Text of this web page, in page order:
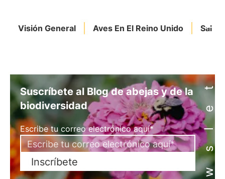
Visión General Aves En El Reino Unido Salida
Newsletter
Suscríbete al Blog de abejas y de la
biodiversidad
Escribe tu correo electrónico aquí*
Inscríbete